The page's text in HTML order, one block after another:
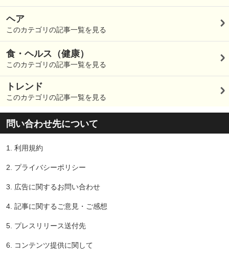
ヘア
このカテゴリの記事一覧を見る
食・ヘルス（健康）
このカテゴリの記事一覧を見る
トレンド
このカテゴリの記事一覧を見る
問い合わせ先について
1. 利用規約
2. プライバシーポリシー
3. 広告に関するお問い合わせ
4. 記事に関するご意見・ご感想
5. プレスリリース送付先
6. コンテンツ提供に関して